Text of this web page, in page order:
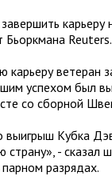
карьеру
Бьоркмана
карьеру ветеран
успехом был
со сборной
выигрыш Кубка
страну», -
разрядах.